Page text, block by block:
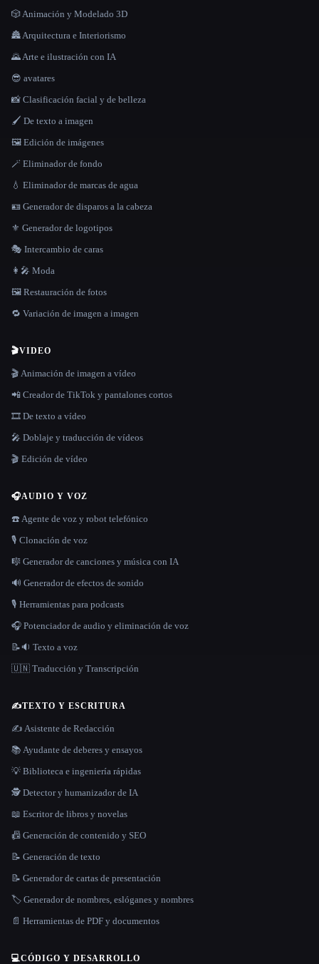
🎲 Animación y Modelado 3D
🏯 Arquitectura e Interiorismo
🌄 Arte e ilustración con IA
😎 avatares
📸 Clasificación facial y de belleza
🖌️ De texto a imagen
🖼️ Edición de imágenes
🪄 Eliminador de fondo
💧 Eliminador de marcas de agua
🪪 Generador de disparos a la cabeza
⚜️ Generador de logotipos
🎭 Intercambio de caras
👩‍🎤 Moda
🖼️ Restauración de fotos
🔁 Variación de imagen a imagen
🎬VIDEO
🎬 Animación de imagen a vídeo
📲 Creador de TikTok y pantalones cortos
🎞️ De texto a vídeo
🎤 Doblaje y traducción de vídeos
🎬 Edición de vídeo
🎧AUDIO Y VOZ
☎️ Agente de voz y robot telefónico
🎙️ Clonación de voz
🎼 Generador de canciones y música con IA
🔊 Generador de efectos de sonido
🎙️ Herramientas para podcasts
🎧 Potenciador de audio y eliminación de voz
📝🔉 Texto a voz
🇺🇳 Traducción y Transcripción
✍️TEXTO Y ESCRITURA
✍️ Asistente de Redacción
📚 Ayudante de deberes y ensayos
💡 Biblioteca e ingeniería rápidas
🕵️ Detector y humanizador de IA
📖 Escritor de libros y novelas
📠 Generación de contenido y SEO
📝 Generación de texto
📝 Generador de cartas de presentación
🏷️ Generador de nombres, eslóganes y nombres
📄 Herramientas de PDF y documentos
💻CÓDIGO Y DESARROLLO